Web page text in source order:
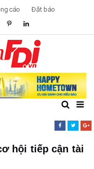
cáo Đặt báo
hội tiếp cận tài